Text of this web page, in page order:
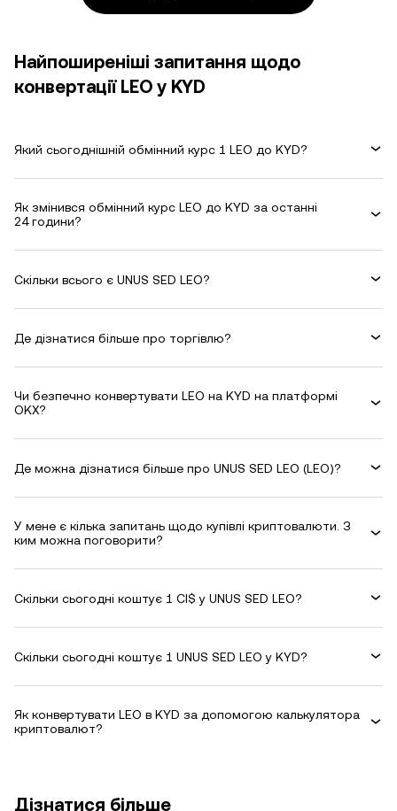
Найпоширеніші запитання щодо
конвертації LEO у KYD
Який сьогоднішній обмінний курс 1 LEO до KYD?
Як змінився обмінний курс LEO до KYD за останні
24 години?
Скільки всього є UNUS SED LEO?
Де дізнатися більше про торгівлю?
Чи безпечно конвертувати LEO на KYD на платформі
OKX?
Де можна дізнатися більше про UNUS SED LEO (LEO)?
У мене є кілька запитань щодо купівлі криптовалюти. З
ким можна поговорити?
Скільки сьогодні коштує 1 CI$ у UNUS SED LEO?
Скільки сьогодні коштує 1 UNUS SED LEO у KYD?
Як конвертувати LEO в KYD за допомогою калькулятора
криптовалют?
Дізнатися більше